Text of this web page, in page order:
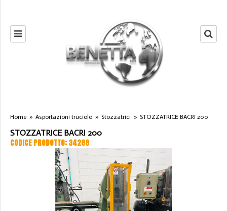
Home » Asportazioni truciolo » Stozzatrici » STOZZATRICE BACRI 200
STOZZATRICE BACRI 200
CODICE PRODOTTO: 34288